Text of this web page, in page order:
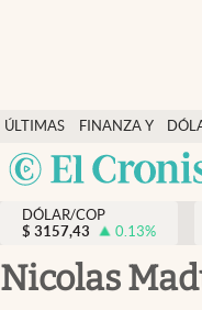
ÚLTIMAS
NOTICIAS
FINANZA Y
ECONOMÍA
Salud y nutrición
Vida espiritual
Actualidad
Dólar y mercados
DÓLAR/COP
$ 3157,43 0.13%
Nicolas